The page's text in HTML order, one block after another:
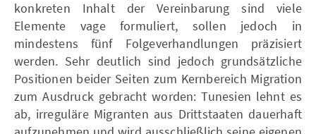
konkreten Inhalt der Vereinbarung sind viele
Elemente vage formuliert, sollen jedoch in
mindestens fünf Folgeverhandlungen präzisiert
werden. Sehr deutlich sind jedoch grundsätzliche
Positionen beider Seiten zum Kernbereich Migration
zum Ausdruck gebracht worden: Tunesien lehnt es
ab, irreguläre Migranten aus Drittstaaten dauerhaft